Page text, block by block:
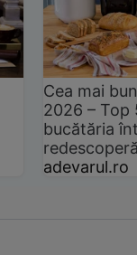
Cea mai
2026 –
bucătăria
adevarul.ro